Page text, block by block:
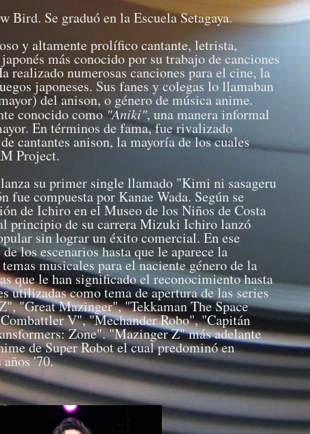
Bird. Se graduó en la Escuela Setagaya.
y altamente prolífico cantante, letrista,
más conocido por su trabajo de canciones
realizado numerosas canciones para el cine, la
japoneses. Sus fanes y colegas lo llamaban
del anison, o género de música anime.
conocido como"Aniki", una manera informal
En términos de fama, fue rivalizado
cantantes anison, la mayoría de los cuales
Project.
su primer single llamado "Kimi ni sasageru
fue compuesta por Kanae Wada. Según se
de Ichiro en el Museo de los Niños de Costa
principio de su carrera Mizuki Ichiro lanzó
sin lograr un éxito comercial. En ese
los escenarios hasta que le aparece la
musicales para el naciente género de la
que le han significado el reconocimiento hasta
utilizadas como tema de apertura de las series
"Great Mazinger", "Tekkaman The Space
V", "Mechander Robo", "Capitán
Zone". "Mazinger Z" más adelante
de Super Robot el cual predominó en
'70.